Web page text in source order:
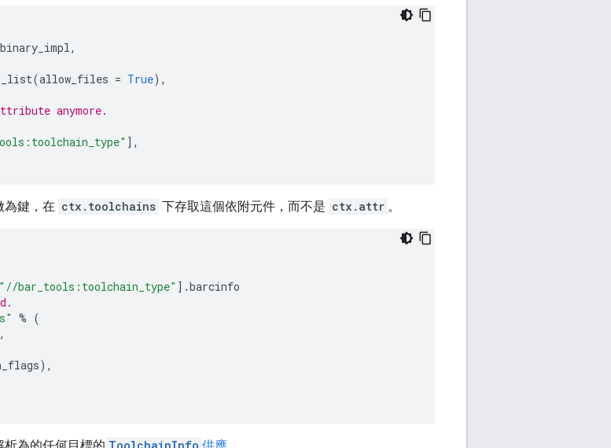
,
(allow_files = True),
anymore.
],
為鍵，在 ctx.toolchains 下存取這個依附元件，而不是 ctx.attr 。
"//bar_tools:toolchain_type" ] .barcinfo
" % (
,
),